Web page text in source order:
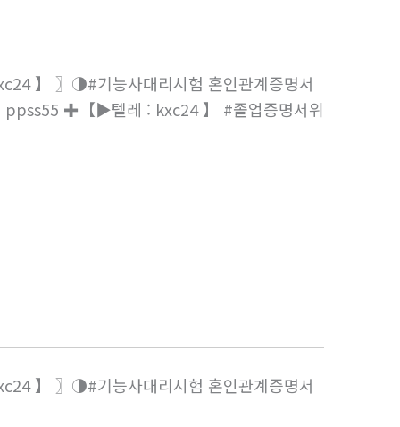
】 〗◑#기능사대리시험 혼인관계증명서
✚【▶텔레 : kxc24 】 #졸업증명서위
】 〗◑#기능사대리시험 혼인관계증명서